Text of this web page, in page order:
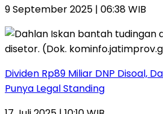
9 September 2025 | 06:38 WIB
Dividen Rp89 Miliar DNP Disoal,
Punya Legal Standing